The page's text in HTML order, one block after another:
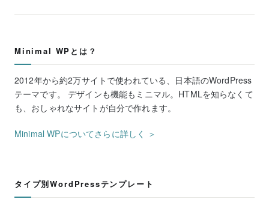
Minimal WPとは？
2012年から約2万サイトで使われている、日本語のWordPress
テーマです。 デザインも機能もミニマル。HTMLを知らなくて
も、おしゃれなサイトが自分で作れます。
Minimal WPについてさらに詳しく ＞
タイプ別WordPressテンプレート